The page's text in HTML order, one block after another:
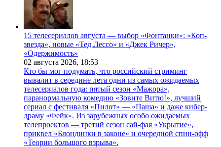
15 телесериалов августа — выбор «Фонтанки»: «Коп-
звезда», новые «Тед Лессо» и «Джек Ричер»,
«Одержимость»
02 августа 2026, 18:53
Кто бы мог подумать, что российский стриминг
вывалит в середине лета одни из самых ожидаемых
телесериалов года: пятый сезон «Мажора»,
паранормальную комедию «Зовите Витю!», лучший
сериал с фестиваля «Пилот» — «Паша» и даже кибер-
драму «Фейк». Из зарубежных особо ожидаемых
телепроектов — третий сезон сай-фая «Укрытие»,
приквел «Блондинки в законе» и очередной спин-офф
«Теории большого взрыва».